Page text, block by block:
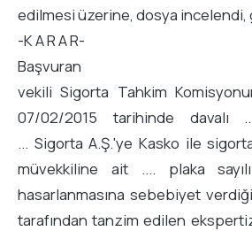
edilmesi üzerine, dosya
-K A R A R-
Başvuran
vekili Sigorta Tahkim
07/02/2015 tarihinde davalı
... Sigorta A.Ş.'ye Kasko ile
müvekkiline ait .... plaka
hasarlanmasına sebebiyet
tarafından tanzim edilen